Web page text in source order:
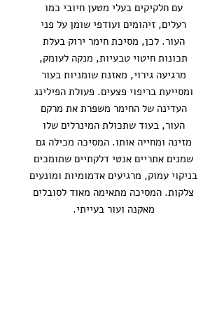
עם חלקיקים בעלי מטען חיובי כמו
רעלים, זיהומים ועודפי שומן על פני
העור. לכן, מסיכת חימר ירוק בעלת
תכונות חיטוי טבעיות, מנקה לעומק,
מרגיעה גירוי, מאזנת שומניות בעור
ומסייעת בריפוי פצעים. פעולת הפילינג
העדינה של החימר משפרת את מרקם
העור, בעוד שתכולת המינרלים שלו
מזינה ומחייה אותו. המסיכה מכילה גם
שמנים אתריים אנטי דלקתיים שתומכים
בניקוי עמוק, מרגיעים אדמומיות ומונעים
צלקות. המסיכה מתאימה מאוד לסובלים
מאקנה ועור בעייתי.